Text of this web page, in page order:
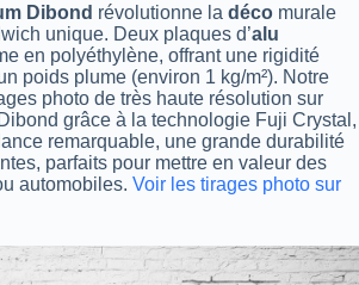
Dibond révolutionne la déco murale
unique. Deux plaques d’alu
en polyéthylène, offrant une rigidité
poids plume (environ 1 kg/m²). Notre
photo de très haute résolution sur
grâce à la technologie Fuji Crystal,
remarquable, une grande durabilité
parfaits pour mettre en valeur des
automobiles. Voir les tirages photo sur